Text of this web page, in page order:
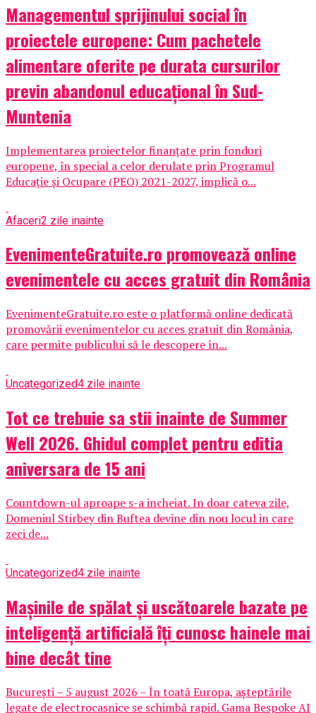
Managementul sprijinului social în
proiectele europene: Cum pachetele
alimentare oferite pe durata cursurilor
previn abandonul educațional în Sud-
Muntenia
Implementarea proiectelor finanțate prin fonduri
europene, în special a celor derulate prin Programul
Educație și Ocupare (PEO) 2021-2027, implică o...
Afaceri2 zile inainte
EvenimenteGratuite.ro promovează online
evenimentele cu acces gratuit din România
EvenimenteGratuite.ro este o platformă online dedicată
promovării evenimentelor cu acces gratuit din România,
care permite publicului să le descopere în...
Uncategorized4 zile inainte
Tot ce trebuie sa stii inainte de Summer
Well 2026. Ghidul complet pentru editia
aniversara de 15 ani
Countdown-ul aproape s-a incheiat. In doar cateva zile,
Domeniul Stirbey din Buftea devine din nou locul in care
zeci de...
Uncategorized4 zile inainte
Mașinile de spălat și uscătoarele bazate pe
inteligență artificială îți cunosc hainele mai
bine decât tine
București – 5 august 2026 – În toată Europa, așteptările
legate de electrocasnice se schimbă rapid. Gama Bespoke AI